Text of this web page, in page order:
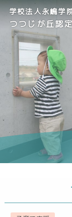
学校法人永嶋学
つつじが丘認